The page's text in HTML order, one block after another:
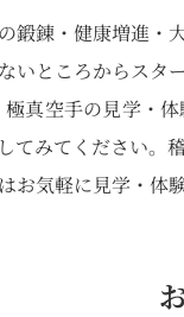
鍛錬・健康増進・
いところからスタ
真空手の見学・
てみてください。
お気軽に見学・体